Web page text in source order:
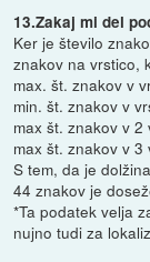
13.Zakaj mi del
Ker je število
znakov na vrstico,
max. št. znakov v
min. št. znakov v
max št. znakov v 2
max št. znakov v 3
S tem, da je
44 znakov je
*Ta podatek velja
nujno tudi za